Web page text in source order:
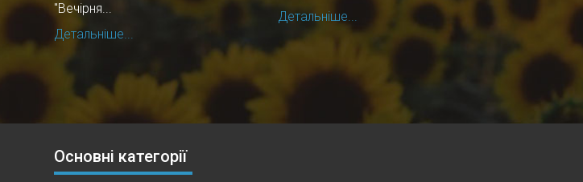
"Вечірня...
Детальніше...
Детальніше...
Основні категорії